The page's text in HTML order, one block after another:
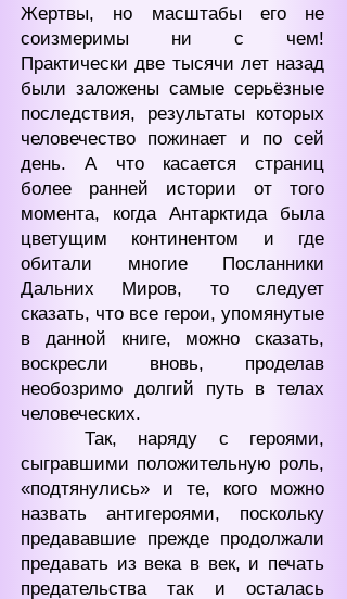
Жертвы, но масштабы его не
соизмеримы ни с чем!
Практически две тысячи лет назад
были заложены самые серьёзные
последствия, результаты которых
человечество пожинает и по сей
день. А что касается страниц
более ранней истории от того
момента, когда Антарктида была
цветущим континентом и где
обитали многие Посланники
Дальних Миров, то следует
сказать, что все герои, упомянутые
в данной книге, можно сказать,
воскресли вновь, проделав
необозримо долгий путь в телах
человеческих.
Так, наряду с героями,
сыгравшими положительную роль,
«подтянулись» и те, кого можно
назвать антигероями, поскольку
предававшие прежде продолжали
предавать из века в век, и печать
предательства так и осталась